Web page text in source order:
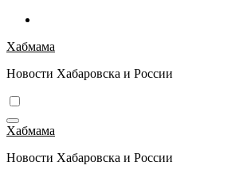
Перейти
содержимому
Хабмама
Новости Хабаровска и России
Хабмама
Новости Хабаровска и России